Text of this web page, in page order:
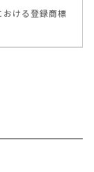
ける登録商標